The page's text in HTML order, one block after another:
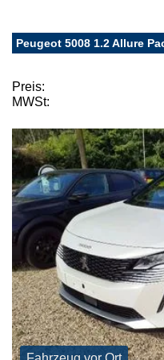
Peugeot 5008 1.2 Allure
Preis:
MWSt: